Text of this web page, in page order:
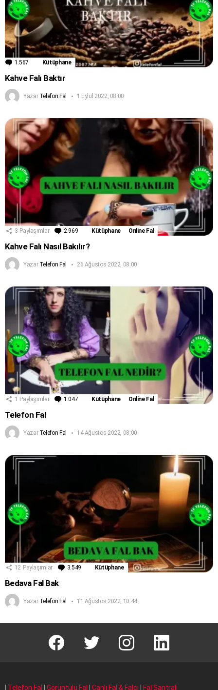
1.567 YorumKütüphane
Kahve Falı Baktır
Yazar Telefon Fal 1 Eylül 2022, 08:00
3 Paylaşımlar 2.969 YorumKütüphane Online Fal
Kahve Falı Nasıl Bakılır?
Yazar Telefon Fal 26 Ağustos 2022, 08:00
1 Paylaşımlar 1.047 YorumKütüphane Online Fal
Telefon Fal
Yazar Telefon Fal 14 Ağustos 2022, 08:00
12 Paylaşımlar 3.549 YorumKütüphane
Bedava Fal Bak
Yazar Telefon Fal 11 Ağustos 2022, 10:44
facebook T instagram Linkedin Fal
Telefon Fal Görüntülü Fal Canlı Fal & Falcı Fal Santrali